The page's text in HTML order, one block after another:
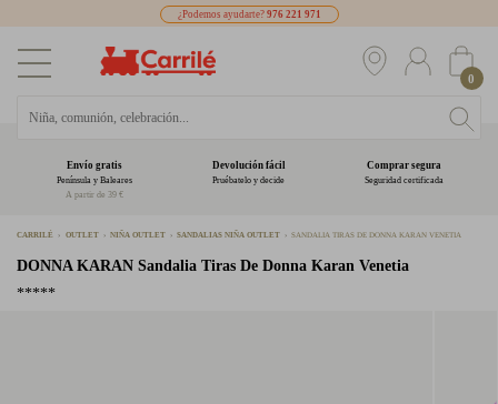
¿Podemos ayudarte? 976 221 971
0
Envío gratis
Península y Baleares
A partir de 39 €
Devolución fácil
Pruébatelo y decide
Comprar segura
Seguridad certificada
CARRILÉ OUTLET NIÑA OUTLET SANDALIAS NIÑA OUTLET SANDALIA TIRAS DE DONNA KARAN VENETIA
DONNA KARAN Sandalia Tiras De Donna Karan Venetia
*****